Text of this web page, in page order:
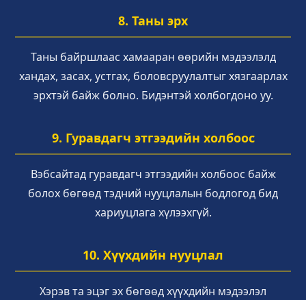
8. Таны эрх
Таны байршлаас хамааран өөрийн мэдээлэлд
хандах, засах, устгах, боловсруулалтыг хязгаарлах
эрхтэй байж болно. Бидэнтэй холбогдоно уу.
9. Гуравдагч этгээдийн холбоос
Вэбсайтад гуравдагч этгээдийн холбоос байж
болох бөгөөд тэдний нууцлалын бодлогод бид
хариуцлага хүлээхгүй.
10. Хүүхдийн нууцлал
Хэрэв та эцэг эх бөгөөд хүүхдийн мэдээлэл